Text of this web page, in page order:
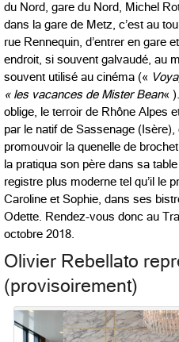
du Nord, gare du Nord, Michel
dans la gare de Metz, c’est au
rue Rennequin, d’entrer en gare
endroit, si souvent galvaudé, au
souvent utilisé au cinéma («
« les vacances de Mister Bean«
oblige, le terroir de Rhône Alpes
par le natif de Sassenage
promouvoir la quenelle de
la pratiqua son père dans sa
registre plus moderne tel qu’il le
Caroline et Sophie, dans ses
Odette. Rendez-vous donc au
octobre 2018.
Olivier Rebellato
(provisoirement)